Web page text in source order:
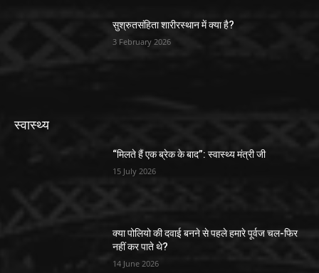
सुश्रुतसंहिता शारीरस्थान में क्या है?
3 February 2026
स्वास्थ्य
“मिलते हैं एक ब्रेक के बाद”: स्वास्थ्य मंत्री जी
15 July 2026
क्या पोलियो की दवाई बनने से पहले हमारे पूर्वज चल-फिर
नहीं कर पाते थे?
14 June 2026